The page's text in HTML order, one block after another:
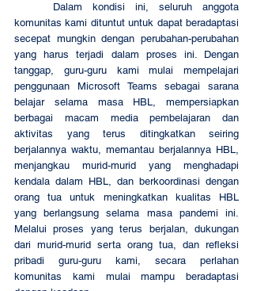
komunitas kami dituntut untuk dapat beradaptasi
secepat mungkin dengan perubahan-perubahan
yang harus terjadi dalam proses ini. Dengan
tanggap, guru-guru kami mulai mempelajari
penggunaan Microsoft Teams sebagai sarana
belajar selama masa HBL, mempersiapkan
berbagai macam media pembelajaran dan
aktivitas yang terus ditingkatkan seiring
berjalannya waktu, memantau berjalannya HBL,
menjangkau murid-murid yang menghadapi
kendala dalam HBL, dan berkoordinasi dengan
orang tua untuk meningkatkan kualitas HBL
yang berlangsung selama masa pandemi ini.
Melalui proses yang terus berjalan, dukungan
dari murid-murid serta orang tua, dan refleksi
pribadi guru-guru kami, secara perlahan
komunitas kami mulai mampu beradaptasi